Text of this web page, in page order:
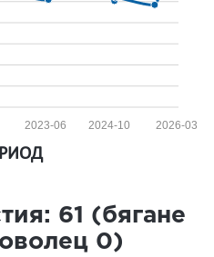
2026-03
2024-10
2023-06
61
(бягане
0)